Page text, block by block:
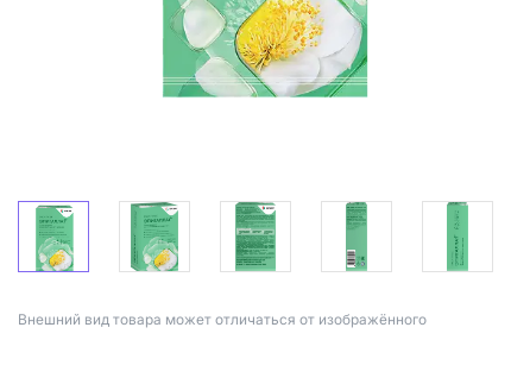
Bнешний вид товара может отличаться от изображённого